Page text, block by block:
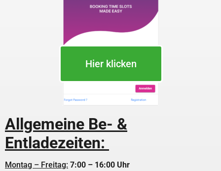
Hier klicken
Allgemeine Be- &
Entladezeiten:
Montag – Freitag: 7:00 – 16:00 Uhr